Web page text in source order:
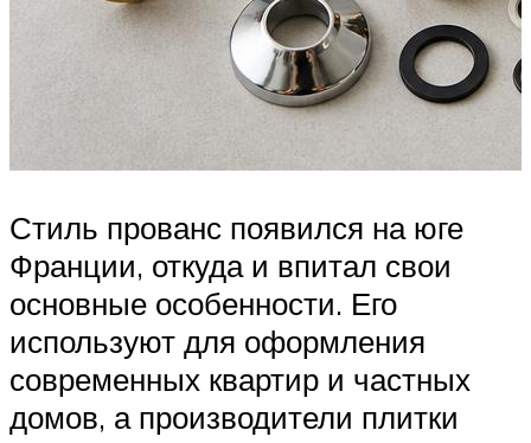
Стиль прованс появился на юге
Франции, откуда и впитал свои
основные особенности. Его
используют для оформления
современных квартир и частных
домов, а производители плитки